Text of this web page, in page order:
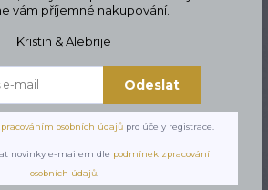
Pratelné
vám příjemné nakupování.
Kristin & Alebrije
Odeslat
osobních údajů pro účely registrace.
novinky e-mailem dle podmínek zpracování
osobních údajů.